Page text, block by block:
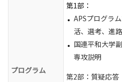
プログラム
第1部：
APSプログラ
活、選考、進路
国連平和大学
専攻説明
第2部：質疑応答